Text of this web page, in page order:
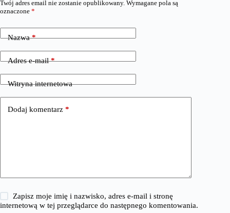
Twój adres email nie zostanie opublikowany. Wymagane pola są
oznaczone *
Nazwa*
Adres e-mail*
Witryna internetowa
Dodaj komentarz *
Zapisz moje imię i nazwisko, adres e-mail i stronę
internetową w tej przeglądarce do następnego komentowania.